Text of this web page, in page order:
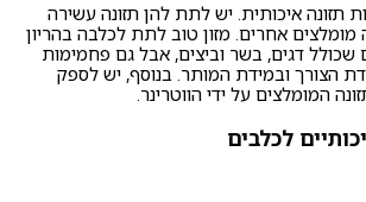
תזונה איכותית. יש לתת להן תזונה עשירה
מומלצים אחרים. מזון טוב לתת לכלבה בהריון
שכולל דגים, בשר וביצים, אבל גם פחמימות
הצורך ובמידת המותר. בנוסף, יש לספק
המומלצים על ידי הווטרינר.
לכלבים